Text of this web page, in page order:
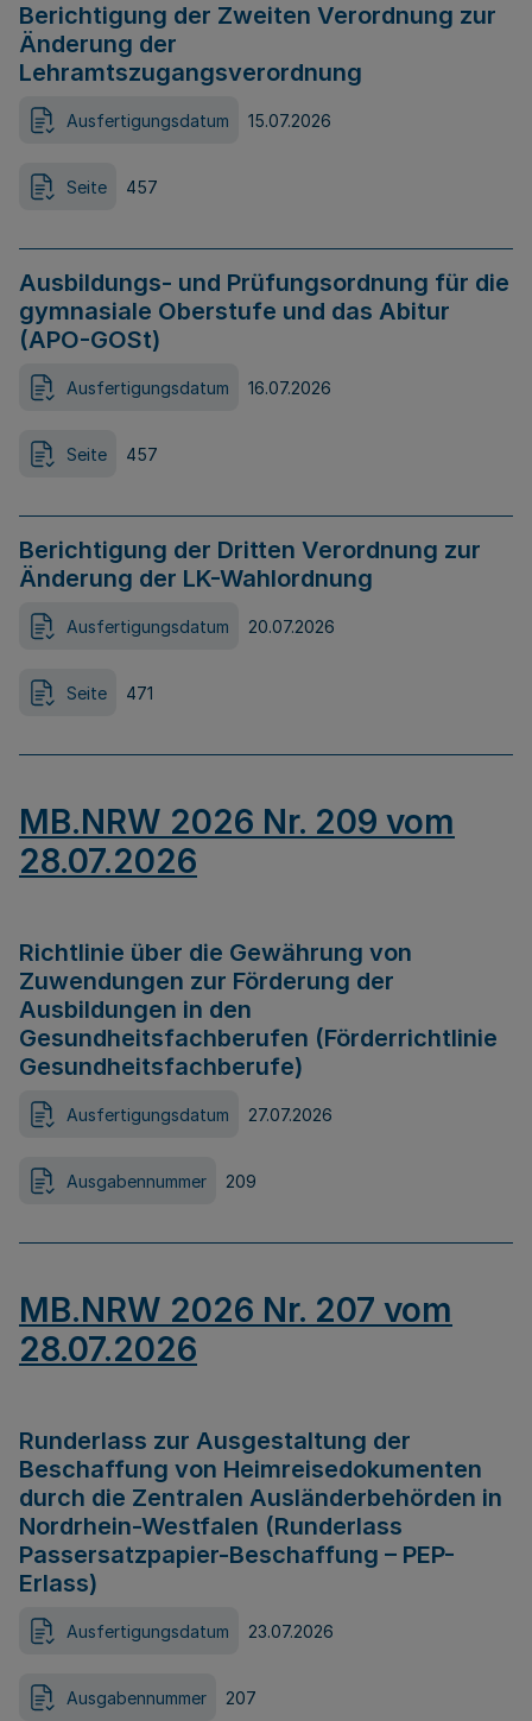
Berichtigung der Zweiten Verordnung zur
Änderung der
Lehramtszugangsverordnung
Ausfertigungsdatum 15.07.2026
Seite 457
Ausbildungs- und Prüfungsordnung für die
gymnasiale Oberstufe und das Abitur
(APO-GOSt)
Ausfertigungsdatum 16.07.2026
Seite 457
Berichtigung der Dritten Verordnung zur
Änderung der LK-Wahlordnung
Ausfertigungsdatum 20.07.2026
Seite 471
MB.NRW 2026 Nr. 209 vom
28.07.2026
Richtlinie über die Gewährung von
Zuwendungen zur Förderung der
Ausbildungen in den
Gesundheitsfachberufen (Förderrichtlinie
Gesundheitsfachberufe)
Ausfertigungsdatum 27.07.2026
Ausgabennummer 209
MB.NRW 2026 Nr. 207 vom
28.07.2026
Runderlass zur Ausgestaltung der
Beschaffung von Heimreisedokumenten
durch die Zentralen Ausländerbehörden in
Nordrhein-Westfalen (Runderlass
Passersatzpapier-Beschaffung – PEP-
Erlass)
Ausfertigungsdatum 23.07.2026
Ausgabennummer 207